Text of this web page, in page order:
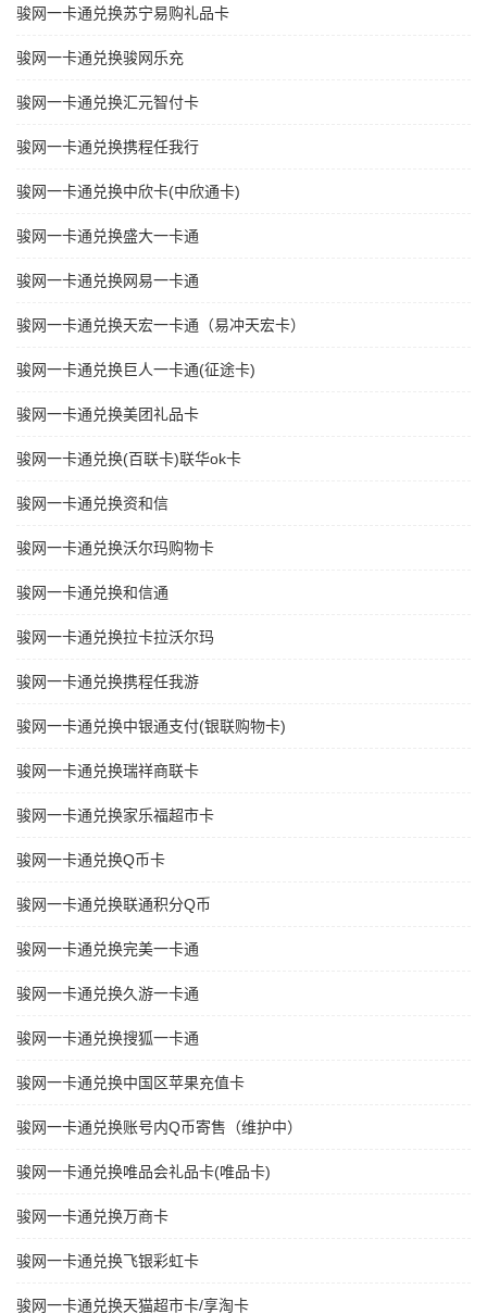
骏网一卡通兑换苏宁易购礼品卡
骏网一卡通兑换骏网乐充
骏网一卡通兑换汇元智付卡
骏网一卡通兑换携程任我行
骏网一卡通兑换中欣卡(中欣通卡)
骏网一卡通兑换盛大一卡通
骏网一卡通兑换网易一卡通
骏网一卡通兑换天宏一卡通（易冲天宏卡）
骏网一卡通兑换巨人一卡通(征途卡)
骏网一卡通兑换美团礼品卡
骏网一卡通兑换(百联卡)联华ok卡
骏网一卡通兑换资和信
骏网一卡通兑换沃尔玛购物卡
骏网一卡通兑换和信通
骏网一卡通兑换拉卡拉沃尔玛
骏网一卡通兑换携程任我游
骏网一卡通兑换中银通支付(银联购物卡)
骏网一卡通兑换瑞祥商联卡
骏网一卡通兑换家乐福超市卡
骏网一卡通兑换Q币卡
骏网一卡通兑换联通积分Q币
骏网一卡通兑换完美一卡通
骏网一卡通兑换久游一卡通
骏网一卡通兑换搜狐一卡通
骏网一卡通兑换中国区苹果充值卡
骏网一卡通兑换账号内Q币寄售（维护中）
骏网一卡通兑换唯品会礼品卡(唯品卡)
骏网一卡通兑换万商卡
骏网一卡通兑换飞银彩虹卡
骏网一卡通兑换天猫超市卡/享淘卡